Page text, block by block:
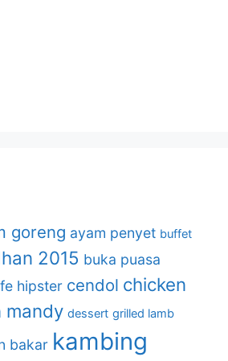
goreng ayam penyet buffet
2015 buka puasa
hipster cendol chicken
mandy dessert grilled lamb
bakar kambing